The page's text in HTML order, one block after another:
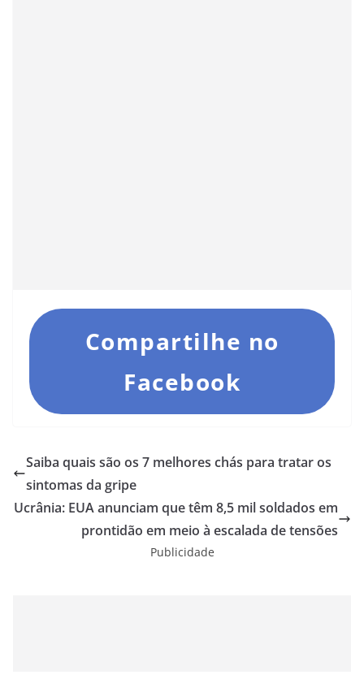
Compartilhe no
Facebook
Saiba quais são os 7 melhores chás para tratar os
sintomas da gripe
Ucrânia: EUA anunciam que têm 8,5 mil soldados em
prontidão em meio à escalada de tensões
Publicidade